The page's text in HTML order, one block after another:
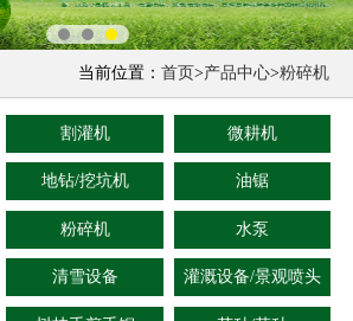
当前位置： 首页>产品中心>粉碎机
割灌机 微耕机
地钻/挖坑机 油锯
粉碎机 水泵
清雪设备 灌溉设备/景观喷头